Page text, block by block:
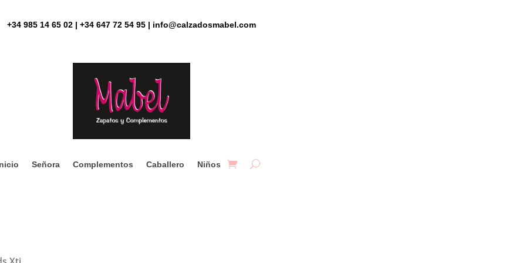
+34 985 14 65 02 | +34 647 72 54 95 | info@calzadosmabel.com
Señora Complementos Caballero Niños